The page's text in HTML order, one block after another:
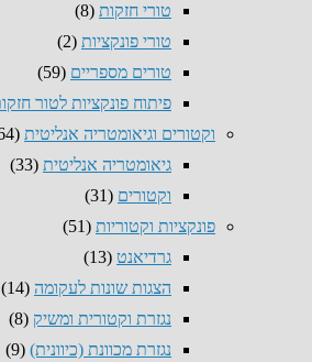
טורי חזקות (8)
טורי פונקציות (2)
טורים מספריים (59)
פיתוח פונקציות לטור
וקטורים וגיאומטריה אנליטית (64)
גיאומטריה אנליטית (33)
וקטורים (31)
פונקציות וקטוריות (51)
גרדיאנט (13)
הצגות שונות לעקומה (14)
נגזרת וקטורית ומשיק (8)
נגזרת מכוונת (כיוונית) (9)